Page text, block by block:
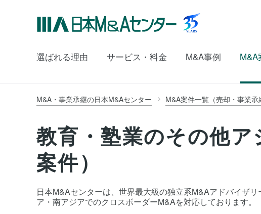
選ばれる理由 サービス・料金 M&A事例 M&A
M&A・事業承継の日本M&Aセンター M&A案件一覧（売却・事業承
教育・塾業のその他
案件）
日本M&Aセンターは、世界最大級の独立系M&Aアドバイザ
ア・南アジアでのクロスボーダーM&Aを対応しております。